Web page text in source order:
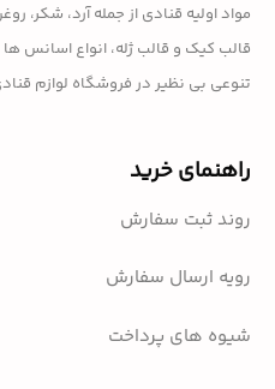
مواد اولیه قنادی از جمله آرد، شکر،
قالب کیک و قالب ژله، انواع اسانس
تنوعی بی نظیر در فروشگاه لوازم
راهنمای خرید
روند ثبت سفارش
رویه ارسال سفارش
شیوه های پرداخت